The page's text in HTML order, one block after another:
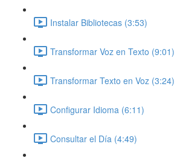
Instalar Bibliotecas (3:53)
Transformar Voz en Texto (9:01)
Transformar Texto en Voz (3:24)
Configurar Idioma (6:11)
Consultar el Día (4:49)